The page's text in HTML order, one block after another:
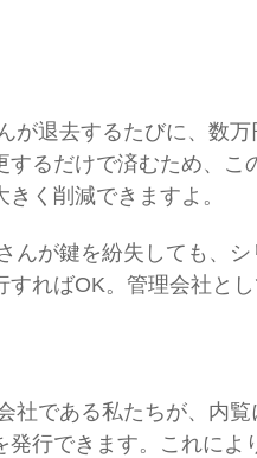
が退去するたびに、数
るだけで済むため、こ
く削減できますよ。
んが鍵を紛失しても、
ればOK。管理会社と
社である私たちが、内
発行できます。これに